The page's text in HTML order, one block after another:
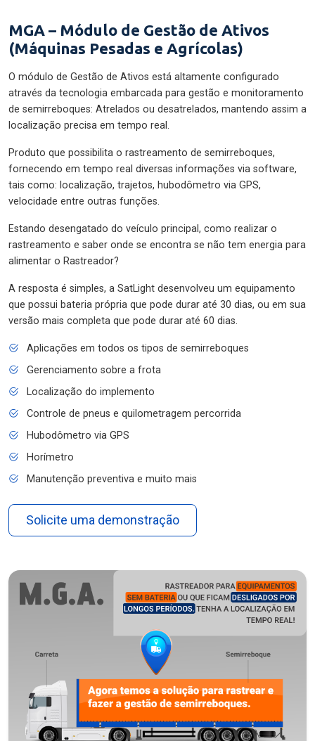
MGA – Módulo de Gestão de Ativos
(Máquinas Pesadas e Agrícolas)
O módulo de Gestão de Ativos está altamente configurado
através da tecnologia embarcada para gestão e monitoramento
de semirreboques: Atrelados ou desatrelados, mantendo assim a
localização precisa em tempo real.
Produto que possibilita o rastreamento de semirreboques,
fornecendo em tempo real diversas informações via software,
tais como: localização, trajetos, hubodômetro via GPS,
velocidade entre outras funções.
Estando desengatado do veículo principal, como realizar o
rastreamento e saber onde se encontra se não tem energia para
alimentar o Rastreador?
A resposta é simples, a SatLight desenvolveu um equipamento
que possui bateria própria que pode durar até 30 dias, ou em sua
versão mais completa que pode durar até 60 dias.
Aplicações em todos os tipos de semirreboques
Gerenciamento sobre a frota
Localização do implemento
Controle de pneus e quilometragem percorrida
Hubodômetro via GPS
Horímetro
Manutenção preventiva e muito mais
Solicite uma demonstração